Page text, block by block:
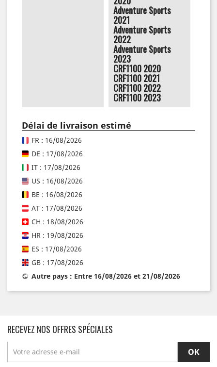
Adventure Sports
2021
Adventure Sports
2022
Adventure Sports
2023
CRF1100 2020
CRF1100 2021
CRF1100 2022
CRF1100 2023
Délai de livraison estimé
FR : 16/08/2026
DE : 17/08/2026
IT : 17/08/2026
US : 16/08/2026
BE : 16/08/2026
AT : 17/08/2026
CH : 18/08/2026
HR : 19/08/2026
ES : 17/08/2026
GB : 17/08/2026
Autre pays : Entre 16/08/2026 et 21/08/2026
RECEVEZ NOS OFFRES SPÉCIALES